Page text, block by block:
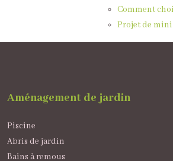
Comment
Projet de
Aménagement de jardin
Piscine
Abris de jardin
Bains à remous